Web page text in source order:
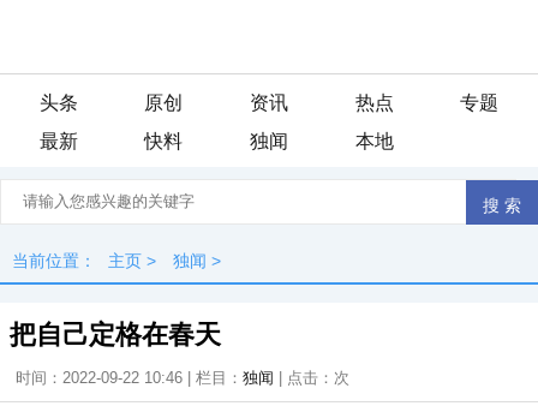
头条 原创 资讯 热点
专题
最新
快料 独闻 本地
当前位置： 主页 > 独闻 >
把自己定格在春天
时间：2022-09-22 10:46 | 栏目： 独闻 | 点击： 次